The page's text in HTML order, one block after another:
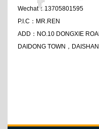
Wechat： 13705801595
P.I.C： MR.REN
ADD： NO.10 DONGXIE
DAIDONG TOWN，DAISHAN